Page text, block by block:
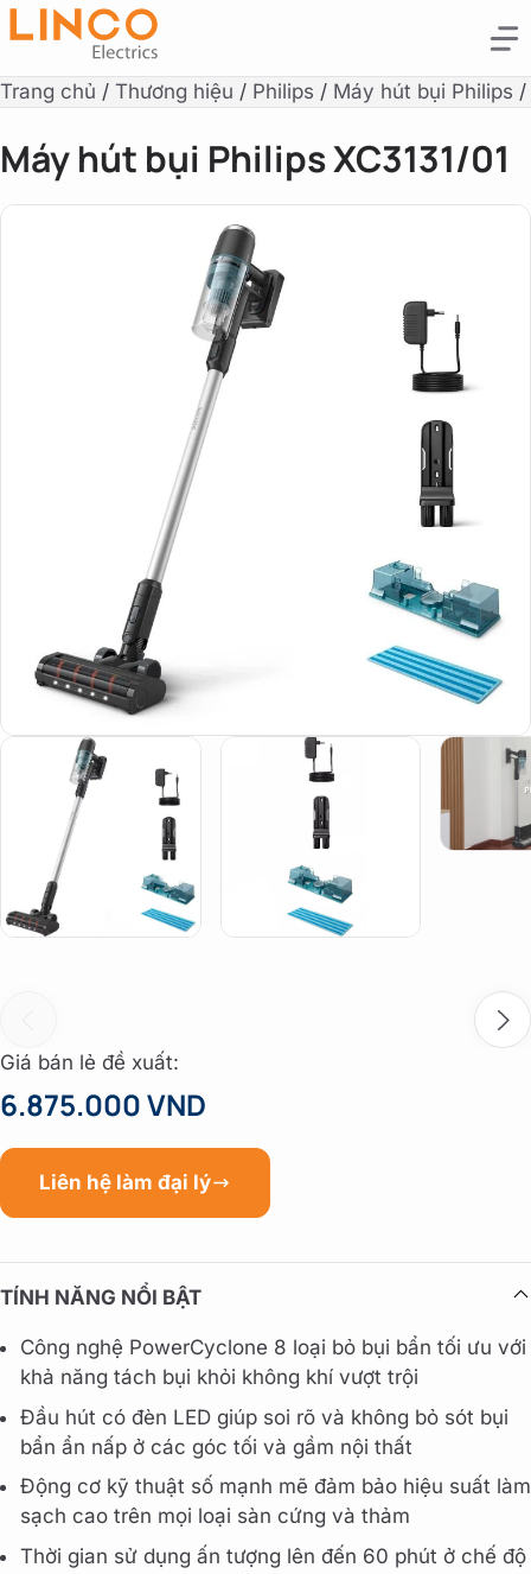
Trang chủ / Thương hiệu / Philips / Máy hút bụi Philips /
Máy hút bụi Philips XC3131/01
Giá bán lẻ đề xuất:
6.875.000 VND
Liên hệ làm đại lý
TÍNH NĂNG NỔI BẬT
Công nghệ PowerCyclone 8 loại bỏ bụi bẩn tối ưu với
khả năng tách bụi khỏi không khí vượt trội
Đầu hút có đèn LED giúp soi rõ và không bỏ sót bụi
bẩn ẩn nấp ở các góc tối và gầm nội thất
Động cơ kỹ thuật số mạnh mẽ đảm bảo hiệu suất làm
sạch cao trên mọi loại sàn cứng và thảm
Thời gian sử dụng ấn tượng lên đến 60 phút ở chế độ